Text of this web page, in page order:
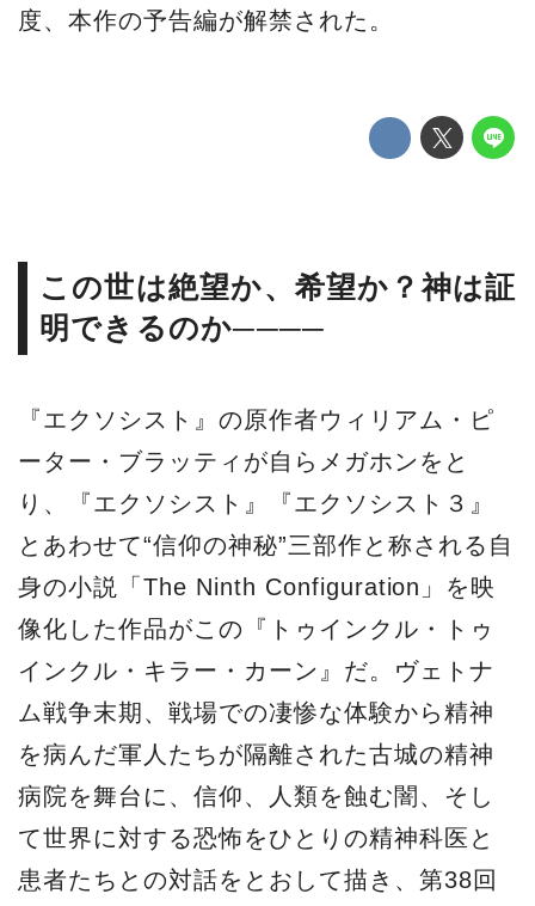
度、本作の予告編が解禁された。
この世は絶望か、希望か？神は証
明できるのか────
『エクソシスト』の原作者ウィリアム・ピ
ーター・ブラッティが自らメガホンをと
り、『エクソシスト』『エクソシスト３』
とあわせて“信仰の神秘”三部作と称される自
身の小説「The Ninth Configuration」を映
像化した作品がこの『トゥインクル・トゥ
インクル・キラー・カーン』だ。ヴェトナ
ム戦争末期、戦場での凄惨な体験から精神
を病んだ軍人たちが隔離された古城の精神
病院を舞台に、信仰、人類を蝕む闇、そし
て世界に対する恐怖をひとりの精神科医と
患者たちとの対話をとおして描き、第38回